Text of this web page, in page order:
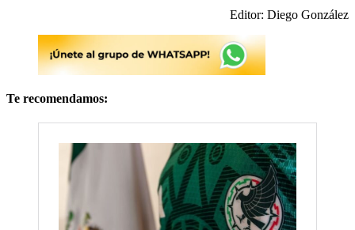
Editor: Diego González
Te recomendamos: